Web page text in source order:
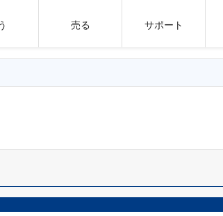
売る サポート